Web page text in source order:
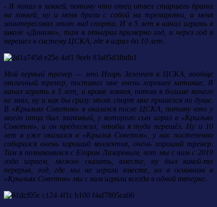
- Я попал в хоккей, потому что отец отвел старшего брата
на хоккей, ну и меня брали с собой на тренировки, и меня
заинтересовал этот вид спорта. И в 5 лет я начал играть в
школе «Динамо», там я отыграл примерно год, и через год я
перешел в систему ЦСКА, где я играл до 10 лет.
Мой первый тренер — это Игорь Зеленчев в ЦСКА, вообще
отличный тренер, поставил мне очень хорошее катание. Я
начал играть в 5 лет, и кроме хоккея, потом я больше ничего
не знал, ну и как бы сразу этот спорт мне пришелся по душе.
В «Крыльях Советов» я оказался после ЦСКА, потому что у
моего отца был знакомый, у которого сын играл в «Крыльях
Советов», и он предложил, чтобы я туда перешёл. Ну и 10
лет я уже оказался в «Крылья Советов», у нас постепенно
собирался очень хороший коллектив, очень хороший тренер.
Там я познакомился с Егором Лазаревым, вот мы с ним с 2019
года играем, можно сказать, вместе, ну был какой-то
перерыв, год, где мы не играли вместе, но в основном в
«Крыльях Советов» мы с ним играли всегда в одной пятерке.